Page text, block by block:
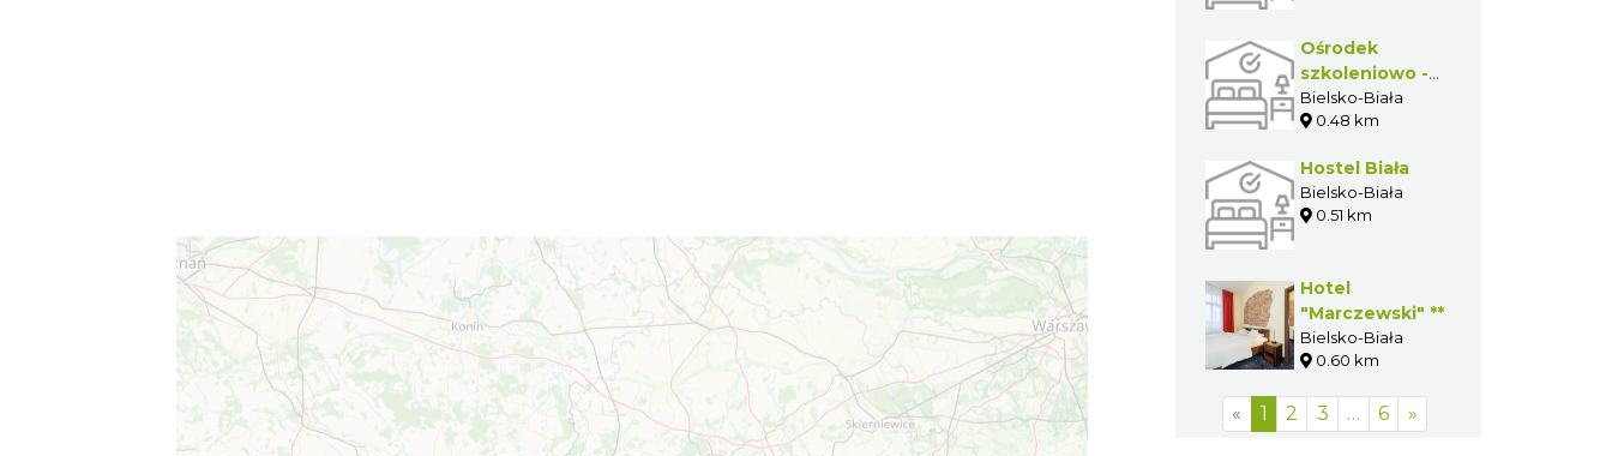
Ośrodek
szkoleniowo -
sportowy
"Widok
Bielsko-Biała
0.48 km
Hostel Biała
Bielsko-Biała
0.51 km
Hotel
"Marczewski" **
Bielsko-Biała
0.60 km
« 1 2 3 … 6 »